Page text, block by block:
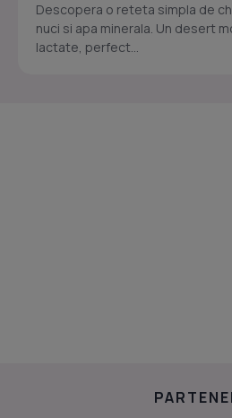
Descopera o reteta simpla de
nuci si apa minerala. Un desert
lactate, perfect...